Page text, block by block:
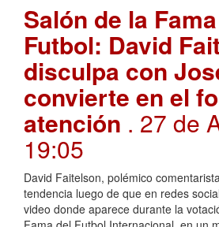
Salón de la
Futbol: David
disculpa con
convierte en el
atención . 27 de
19:05
David Faitelson, polémico
tendencia luego de que en redes
video donde aparece durante la